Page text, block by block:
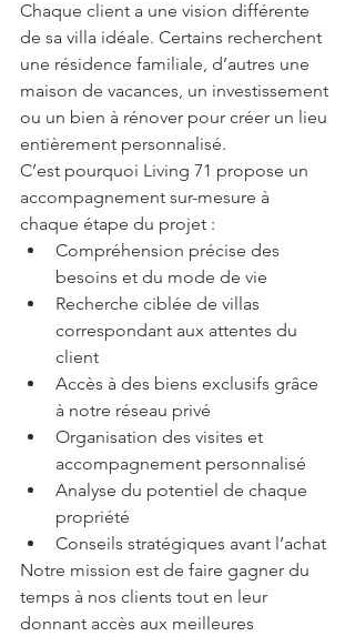
Chaque client a une vision différente
de sa villa idéale. Certains recherchent
une résidence familiale, d’autres une
maison de vacances, un investissement
ou un bien à rénover pour créer un lieu
entièrement personnalisé.
C’est pourquoi Living 71 propose un
accompagnement sur-mesure à
chaque étape du projet :
Compréhension précise des
besoins et du mode de vie
Recherche ciblée de villas
correspondant aux attentes du
client
Accès à des biens exclusifs grâce
à notre réseau privé
Organisation des visites et
accompagnement personnalisé
Analyse du potentiel de chaque
propriété
Conseils stratégiques avant l’achat
Notre mission est de faire gagner du
temps à nos clients tout en leur
donnant accès aux meilleures